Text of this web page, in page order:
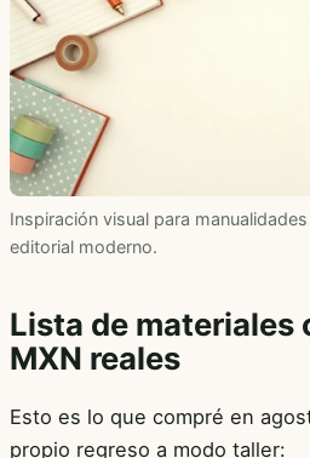
Inspiración visual para
editorial moderno.
Lista de materiales
MXN reales
Esto es lo que compré en
propio regreso a modo taller: